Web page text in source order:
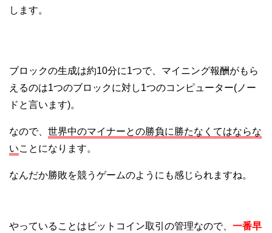
します。
ブロックの生成は約10分に1つで、マイニング報酬がもら
えるのは1つのブロックに対し1つのコンピューター(ノー
ドと言います)。
なので、 世界中のマイナーとの勝負に勝たなくてはならな
いことになります。
なんだか勝敗を競うゲームのようにも感じられますね。
やっていることはビットコイン取引の管理なので、 一番早